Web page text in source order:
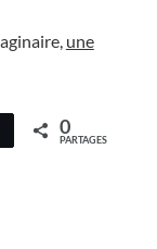
une
0
PARTAGES